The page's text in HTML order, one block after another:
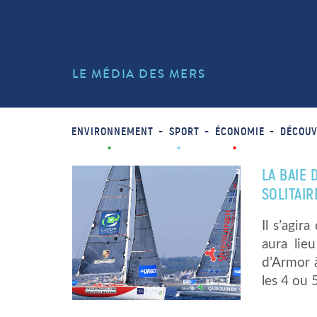
LE MÉDIA DES MERS
ENVIRONNEMENT SPORT ÉCONOMIE
LA BAIE
Il
aura
d’Armor
les 4 ou